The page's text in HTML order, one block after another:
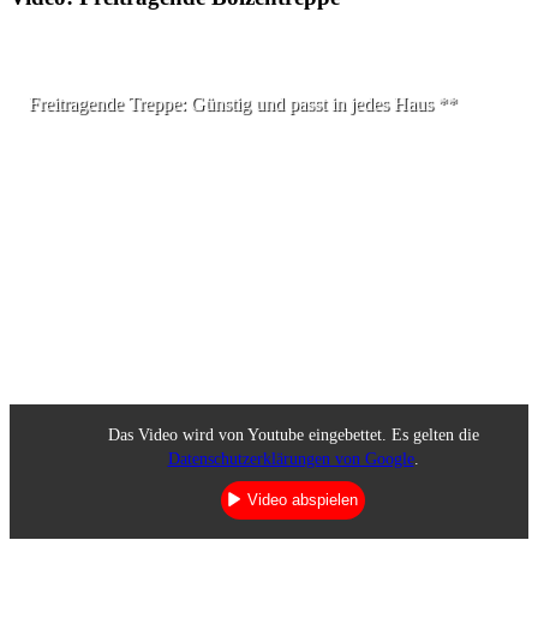
Freitragende Treppe: Günstig und passt in jedes Haus **
Das Video wird von Youtube eingebettet. Es gelten die
Datenschutzerklärungen von Google.
Video abspielen